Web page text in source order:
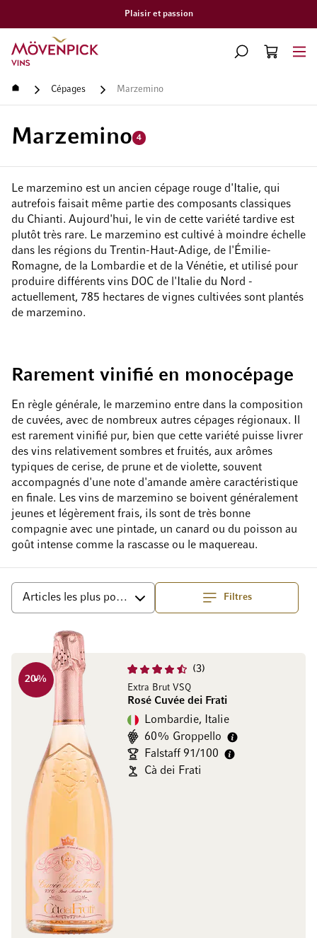
Livraison gratuite à partir de CHF 300.–
Aller à la page d'accueil
CHERCHERPANIER
Accueil Cépages Marzemino
Marzemino 4
Le marzemino est un ancien cépage rouge d'Italie, qui
autrefois faisait même partie des composants classiques
du Chianti. Aujourd'hui, le vin de cette variété tardive est
plutôt très rare. Le marzemino est cultivé à moindre échelle
dans les régions du Trentin-Haut-Adige, de l'Émilie-
Romagne, de la Lombardie et de la Vénétie, et utilisé pour
produire différents vins DOC de l'Italie du Nord -
actuellement, 785 hectares de vignes cultivées sont plantés
de marzemino.
Rarement vinifié en monocépage
En règle générale, le marzemino entre dans la composition
de cuvées, avec de nombreux autres cépages régionaux. Il
est rarement vinifié pur, bien que cette variété puisse livrer
des vins relativement sombres et fruités, aux arômes
typiques de cerise, de prune et de violette, souvent
accompagnés d'une note d'amande amère caractéristique
en finale. Les vins de marzemino se boivent généralement
jeunes et légèrement frais, ils sont de très bonne
compagnie avec une pintade, un canard ou du poisson au
goût intense comme la rascasse ou le maquereau.
Filtres
Trier parhaut
3
Extra Brut VSQ
Rosé Cuvée dei Frati
20%
Lombardie, Italie
60% Groppello
Falstaff 91/100
Cà dei Frati